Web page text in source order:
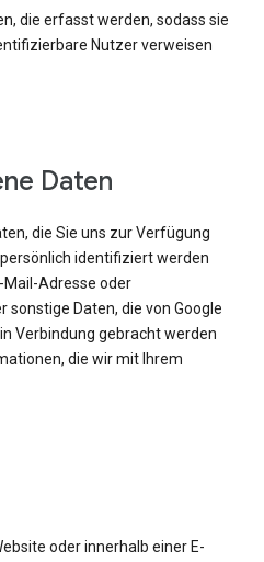
die erfasst werden, sodass sie
Nutzer verweisen
Daten
die Sie uns zur Verfügung
identifiziert werden
Mail-Adresse oder
Daten, die von Google
Verbindung gebracht werden
die wir mit Ihrem
oder innerhalb einer E-